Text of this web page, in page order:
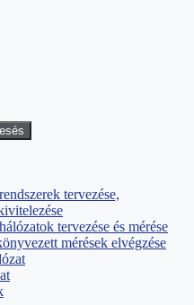
tervezése,
tervezése és mérése
mérések elvégzése